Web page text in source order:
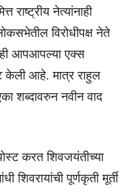
राष्ट्रीय नेत्यांनाही
विरोधीपक्ष नेते
आपआपल्या एक्स
केली आहे. मात्र राहुल
शब्दावरुन नवीन वाद
करत शिवजयंतीच्या
शिवरायांची पूर्णकृती मूर्ती